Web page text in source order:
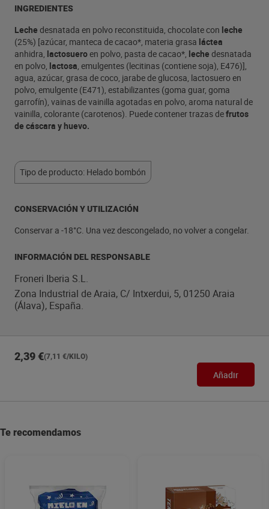
INGREDIENTES
Leche desnatada en polvo reconstituida, chocolate con leche
(25%) [azúcar, manteca de cacao*, materia grasa láctea
anhidra, lactosueroen polvo, pasta de cacao*, leche desnatada
en polvo, lactosa, emulgentes (lecitinas (contiene soja), E476)],
agua, azúcar, grasa de coco, jarabe de glucosa, lactosuero en
polvo, emulgente (E471), estabilizantes (goma guar, goma
garrofín), vainas de vainilla agotadas en polvo, aroma natural de
vainilla, colorante (carotenos). Puede contener trazas defrutos
de cáscara y huevo.
Tipo de producto: Helado bombón
CONSERVACIÓN Y UTILIZACIÓN
Conservar a -18°C. Una vez descongelado, no volver a congelar.
INFORMACIÓN DEL RESPONSABLE
Froneri Iberia S.L.
Zona Industrial de Araia, C/ Intxerdui, 5, 01250 Araia
(Álava), España.
2,39 €(7,11 €/KILO)
Añadir
Te recomendamos